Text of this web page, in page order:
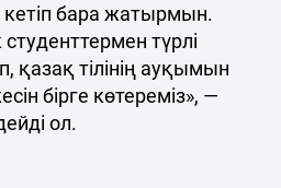
кетіп бара жатырмын.
студенттермен түрлі
қазақ тілінің ауқымын
бірге көтереміз», —
ол.